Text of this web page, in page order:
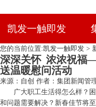
凯发一触即发
您的当前位置:凯发一触即发 >
深深关怀 浓浓祝福
送温暖慰问活动
来源：自创 作者：集团新闻管
广大职工生活得怎么样？
和问题需要解决？新春佳节将